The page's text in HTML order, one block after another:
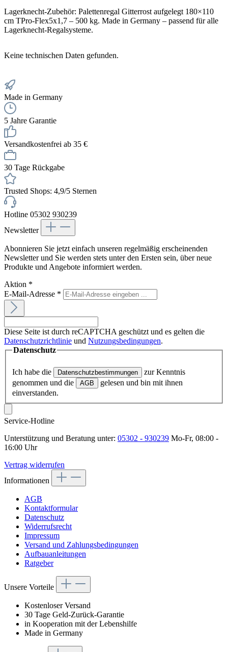
Lagerknecht-Zubehör: Palettenregal Gitterrost aufgelegt 180×110
cm TPro-Flex5x1,7 – 500 kg. Made in Germany – passend für alle
Lagerknecht-Regalsysteme.
Keine technischen Daten gefunden.
Made in Germany
5 Jahre Garantie
Versandkostenfrei ab 35 €
30 Tage Rückgabe
Trusted Shops: 4,9/5 Sternen
Hotline 05302 930239
Newsletter
Abonnieren Sie jetzt einfach unseren regelmäßig erscheinenden
Newsletter und Sie werden stets unter den Ersten sein, über neue
Produkte und Angebote informiert werden.
Aktion *
E-Mail-Adresse *
Diese Seite ist durch reCAPTCHA geschützt und es gelten die
Datenschutzrichtlinie und Nutzungsbedingungen.
Datenschutz
Ich habe die Datenschutzbestimmungen
zur Kenntnis
genommen und die
AGB
gelesen und bin mit ihnen
einverstanden.
Service-Hotline
Unterstützung und Beratung unter: 05302 - 930239 Mo-Fr, 08:00 -
16:00 Uhr
Vertrag widerrufen
Informationen
AGB
Kontaktformular
Datenschutz
Widerrufsrecht
Impressum
Versand und Zahlungsbedingungen
Aufbauanleitungen
Ratgeber
Unsere Vorteile
Kostenloser Versand
30 Tage Geld-Zurück-Garantie
in Kooperation mit der Lebenshilfe
Made in Germany